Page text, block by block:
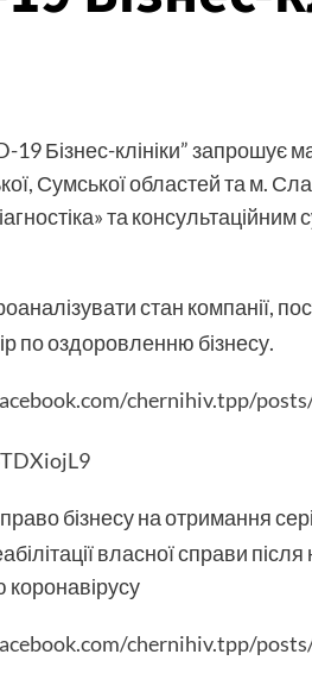
Бізнес-клініки” запрошує
Сумської областей та м.
та консультаційним
стан компанії,
по оздоровленню бізнесу.
chernihiv.tpp/
бізнесу на отримання
власної справи після
коронавірусу
chernihiv.tpp/